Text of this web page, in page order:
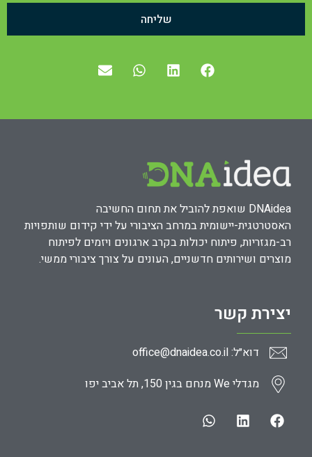
שליחה
DNAidea שואפת להוביל את תחום החשיבה
האסטרטגית-יישומית במרחב הציבורי על ידי קידום שותפויות
רב-מגזריות, פיתוח יכולות בקרב ארגונים ויזמים לפיתוח
מוצרים ושירותים חדשניים, העונים על צורך ציבורי ממשי.
יצירת קשר
דוא״ל: office@dnaidea.co.il
מגדלי We מנחם בגין 150, תל אביב יפו